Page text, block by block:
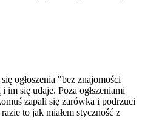
ogłoszenia "bez znajomości
się udaje. Poza ogłszeniami
zapali się żarówka i podrzuci
to jak miałem styczność z